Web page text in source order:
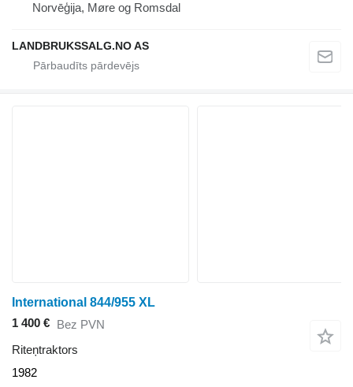
Norvēģija, Møre og Romsdal
LANDBRUKSSALG.NO AS
International 844/955 XL
1 400 € Bez PVN
Riteņtraktors
1982